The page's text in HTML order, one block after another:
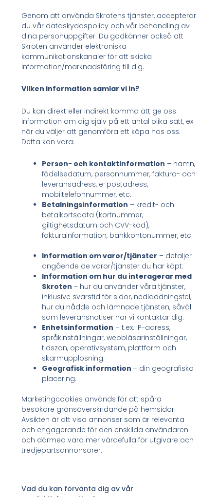
Genom att använda Skrotens tjänster, accepterar
du vår dataskyddspolicy och vår behandling av
dina personuppgifter. Du godkänner också att
Skroten använder elektroniska
kommunikationskanaler för att skicka
information/marknadsföring till dig.
Vilken information samlar vi in?
Du kan direkt eller indirekt komma att ge oss
information om dig själv på ett antal olika sätt, ex
när du väljer att genomföra ett köpa hos oss.
Detta kan vara:
Person- och kontaktinformation – namn,
födelsedatum, personnummer, faktura- och
leveransadress, e-postadress,
mobiltelefonnummer, etc.
Betalningsinformation – kredit- och
betalkortsdata (kortnummer,
giltighetsdatum och CVV-kod),
fakturainformation, bankkontonummer, etc.
Information om varor/tjänster – detaljer
angående de varor/tjänster du har köpt.
Information om hur du interagerar med
Skroten – hur du använder våra tjänster,
inklusive svarstid för sidor, nedladdningsfel,
hur du nådde och lämnade tjänsten, såväl
som leveransnotiser när vi kontaktar dig.
Enhetsinformation – t.ex. IP-adress,
språkinställningar, webbläsarinställningar,
tidszon, operativsystem, plattform och
skärmupplösning.
Geografisk information – din geografiska
placering.
Marketingcookies används för att spåra
besökare gränsöverskridande på hemsidor.
Avsikten är att visa annonser som är relevanta
och engagerande för den enskilda användaren
och därmed vara mer värdefulla för utgivare och
tredjepartsannonsörer.
Vad du kan förvänta dig av vår